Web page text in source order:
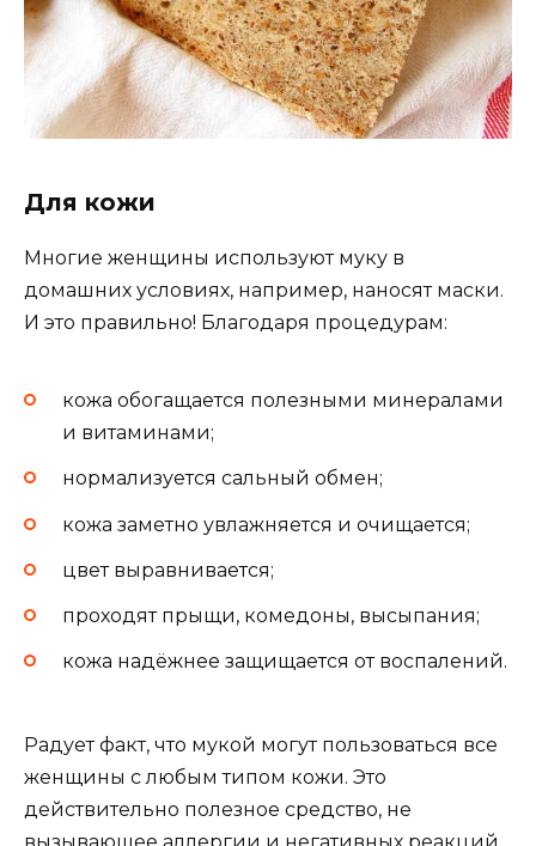
Для кожи
Многие женщины используют муку в
домашних условиях, например, наносят маски.
И это правильно! Благодаря процедурам:
кожа обогащается полезными минералами
и витаминами;
нормализуется сальный обмен;
кожа заметно увлажняется и очищается;
цвет выравнивается;
проходят прыщи, комедоны, высыпания;
кожа надёжнее защищается от воспалений.
Радует факт, что мукой могут пользоваться все
женщины с любым типом кожи. Это
действительно полезное средство, не